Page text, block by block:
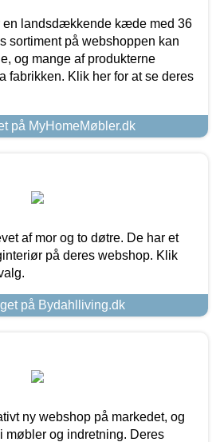
en landsdækkende kæde med 36
sortiment på webshoppen kan
og mange af produkterne
fabrikken. Klik her for at se deres
på MyHomeMøbler.dk
af mor og to døtre. De har et
på deres webshop. Klik
på Bydahlliving.dk
ny webshop på markedet, og
møbler og indretning. Deres